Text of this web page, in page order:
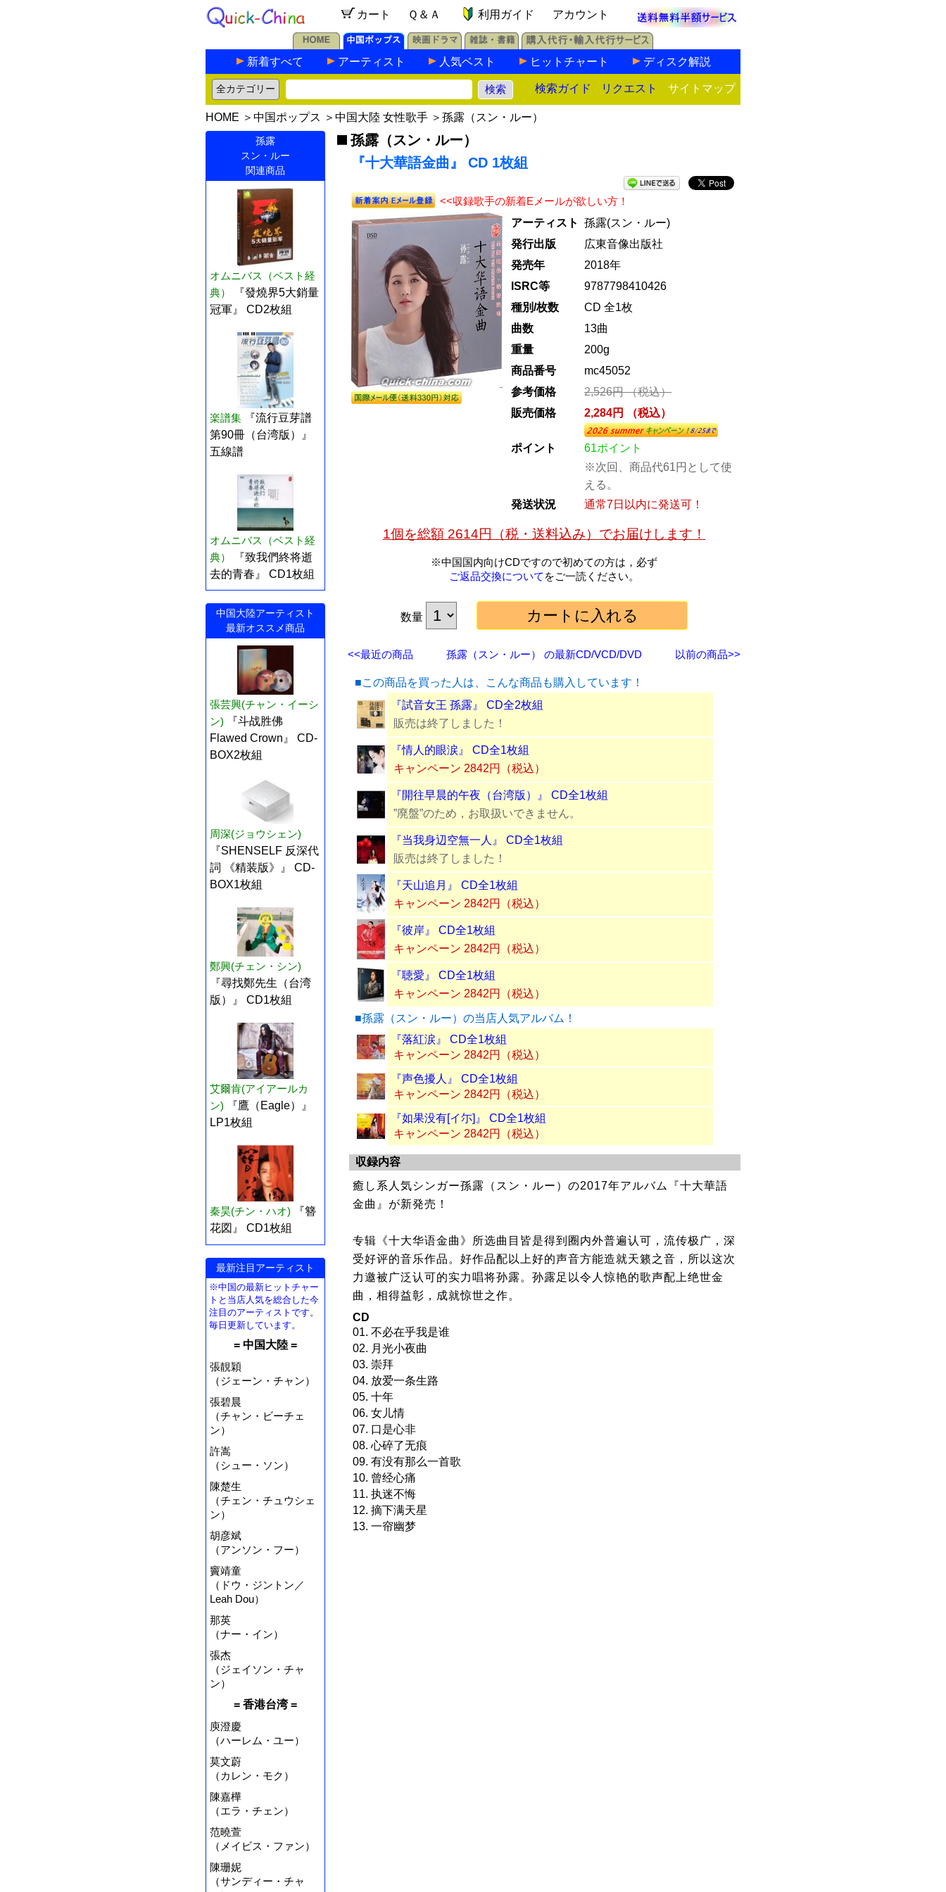
カート Ｑ＆Ａ 利用ガイド アカウント
新着すべて アーティスト 人気ベスト ヒットチャート ディスク解説
検索ガイド リクエスト サイトマップ
HOME ＞ 中国ポップス ＞ 中国大陸 女性歌手 ＞ 孫露（スン・ルー）
孫露
スン・ルー
関連商品
オムニバス（ベスト経
典）
『發燒界5大銷量
冠軍』 CD2枚組
楽譜集
『流行豆芽譜
第90冊（台湾版）』
五線譜
オムニバス（ベスト経
典）
『致我們終将逝
去的青春』 CD1枚組
中国大陸アーティスト
最新オススメ商品
張芸興(チャン・イーシ
ン)
『斗战胜佛
Flawed Crown』 CD-
BOX2枚組
周深(ジョウシェン)
『SHENSELF 反深代
詞 《精装版》』 CD-
BOX1枚組
鄭興(チェン・シン)
『尋找鄭先生（台湾
版）』 CD1枚組
艾爾肯(アイアールカ
ン)
『鷹（Eagle）』
LP1枚組
秦昊(チン・ハオ)
『簪
花図』 CD1枚組
最新注目アーティスト
※中国の最新ヒットチャー
トと当店人気を総合した今
注目のアーティストです。
毎日更新しています。
= 中国大陸 =
張靚穎
（ジェーン・チャン）
張碧晨
（チャン・ビーチェ
ン）
許嵩
（シュー・ソン）
陳楚生
（チェン・チュウシェ
ン）
胡彦斌
（アンソン・フー）
竇靖童
（ドウ・ジントン／
Leah Dou）
那英
（ナー・イン）
張杰
（ジェイソン・チャ
ン）
= 香港台湾 =
庾澄慶
（ハーレム・ユー）
莫文蔚
（カレン・モク）
陳嘉樺
（エラ・チェン）
范曉萱
（メイビス・ファン）
陳珊妮
（サンディー・チャ
孫露（スン・ルー）
『十大華語金曲』 CD 1枚組
<<収録歌手の新着Eメールが欲しい方！
アーティスト
孫露(スン・ルー)
発行出版
広東音像出版社
発売年
2018年
ISRC等
9787798410426
種別/枚数
CD 全1枚
曲数
13曲
重量
200g
商品番号
mc45052
参考価格
2,526円 （税込）
販売価格
2,284円 （税込）
ポイント
61ポイント
※次回、商品代61円として使
える。
発送状況
通常7日以内に発送可！
1個を総額 2614円（税・送料込み）でお届けします！
※中国国内向けCDですので初めての方は，必ず
ご返品交換について をご一読ください。
数量
<<最近の商品 以前の商品>>
孫露（スン・ルー） の最新CD/VCD/DVD
■この商品を買った人は、こんな商品も購入しています！
『試音女王 孫露』 CD全2枚組
販売は終了しました！
『情人的眼涙』 CD全1枚組
キャンペーン 2842円（税込）
『開往早晨的午夜（台湾版）』 CD全1枚組
”廃盤”のため，お取扱いできません。
『当我身辺空無一人』 CD全1枚組
販売は終了しました！
『天山追月』 CD全1枚組
キャンペーン 2842円（税込）
『彼岸』 CD全1枚組
キャンペーン 2842円（税込）
『聴愛』 CD全1枚組
キャンペーン 2842円（税込）
■孫露（スン・ルー）の当店人気アルバム！
『落紅涙』 CD全1枚組
キャンペーン 2842円（税込）
『声色擾人』 CD全1枚組
キャンペーン 2842円（税込）
『如果没有[イ尓]』 CD全1枚組
キャンペーン 2842円（税込）
収録内容
癒し系人気シンガー孫露（スン・ルー）の2017年アルバム『十大華語
金曲』が新発売！
专辑《十大华语金曲》所选曲目皆是得到圈内外普遍认可，流传极广，深
受好评的音乐作品。好作品配以上好的声音方能造就天籁之音，所以这次
力邀被广泛认可的实力唱将孙露。孙露足以令人惊艳的歌声配上绝世金
曲，相得益彰，成就惊世之作。
CD
01. 不必在乎我是谁
02. 月光小夜曲
03. 崇拜
04. 放爱一条生路
05. 十年
06. 女儿情
07. 口是心非
08. 心碎了无痕
09. 有没有那么一首歌
10. 曾经心痛
11. 执迷不悔
12. 摘下满天星
13. 一帘幽梦